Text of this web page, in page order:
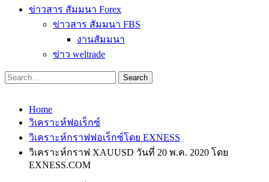
ข่าวสาร สัมมนา Forex
ข่าวสาร สัมมนา FBS
งานสัมมนา
ข่าว weltrade
Home
วิเคราะห์ฟอเร็กซ์
วิเคราะห์กราฟฟอเร็กซ์โดย EXNESS
วิเคราะห์กราฟ XAUUSD วันที่ 20 พ.ค. 2020 โดย
EXNESS.COM